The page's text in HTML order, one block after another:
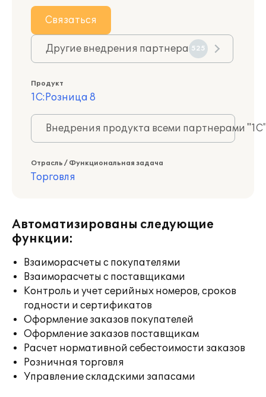
Связаться
Другие внедрения партнера 525
Продукт
1С:Розница 8
Внедрения продукта всеми партнерами
Отрасль / Функциональная задача
Торговля
Автоматизированы следующие
функции:
Взаиморасчеты с покупателями
Взаиморасчеты с поставщиками
Контроль и учет серийных номеров, сроков
годности и сертификатов
Оформление заказов покупателей
Оформление заказов поставщикам
Расчет нормативной себестоимости заказов
Розничная торговля
Управление складскими запасами